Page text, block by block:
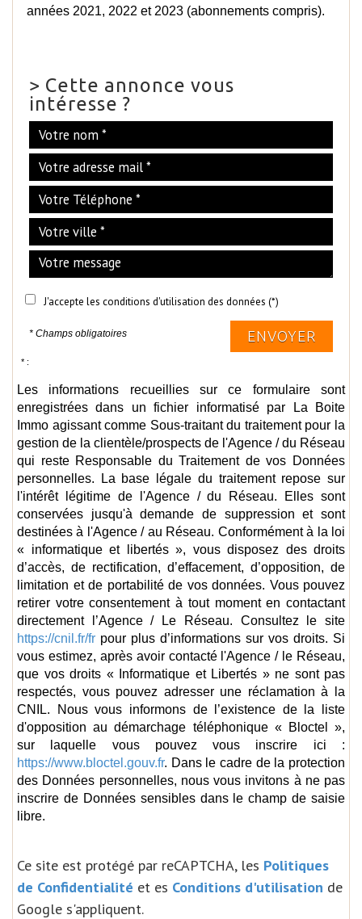
années 2021, 2022 et 2023 (abonnements compris).
> Cette annonce vous
intéresse ?
J'accepte les conditions d'utilisation des données (*)
* Champs obligatoires ENVOYER
* :
Les informations recueillies sur ce formulaire sont
enregistrées dans un fichier informatisé par La Boite
Immo agissant comme Sous-traitant du traitement pour la
gestion de la clientèle/prospects de l'Agence / du Réseau
qui reste Responsable du Traitement de vos Données
personnelles. La base légale du traitement repose sur
l'intérêt légitime de l'Agence / du Réseau. Elles sont
conservées jusqu'à demande de suppression et sont
destinées à l'Agence / au Réseau. Conformément à la loi
« informatique et libertés », vous disposez des droits
d’accès, de rectification, d’effacement, d’opposition, de
limitation et de portabilité de vos données. Vous pouvez
retirer votre consentement à tout moment en contactant
directement l’Agence / Le Réseau. Consultez le site
https://cnil.fr/fr pour plus d’informations sur vos droits. Si
vous estimez, après avoir contacté l'Agence / le Réseau,
que vos droits « Informatique et Libertés » ne sont pas
respectés, vous pouvez adresser une réclamation à la
CNIL. Nous vous informons de l’existence de la liste
d'opposition au démarchage téléphonique « Bloctel »,
sur laquelle vous pouvez vous inscrire ici :
https://www.bloctel.gouv.fr. Dans le cadre de la protection
des Données personnelles, nous vous invitons à ne pas
inscrire de Données sensibles dans le champ de saisie
libre.
Ce site est protégé par reCAPTCHA, les Politiques
de Confidentialité et es Conditions d'utilisation de
Google s'appliquent.